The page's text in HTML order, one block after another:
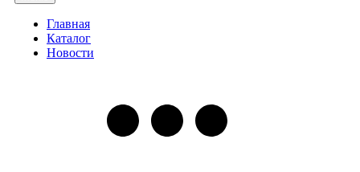
Главная
Каталог
Новости